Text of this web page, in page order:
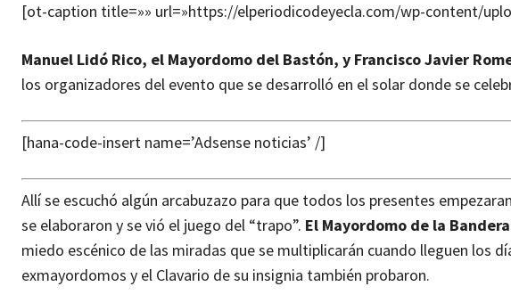
[ot-caption title=»» url=»https://elperiodicodeyecla.com/wp-content/
Manuel Lidó Rico, el Mayordomo del Bastón, y Francisco Javier
los organizadores del evento que se desarrolló en el solar donde se
[hana-code-insert name=’Adsense noticias’ /]
Allí se escuchó algún arcabuzazo para que todos los presentes
se elaboraron y se vió el juego del “trapo”. El Mayordomo de la
miedo escénico de las miradas que se multiplicarán cuando lleguen los
exmayordomos y el Clavario de su insignia también probaron.